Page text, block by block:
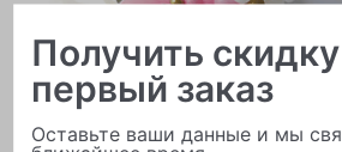
Получить
первый заказ
Оставьте ваши данные и мы